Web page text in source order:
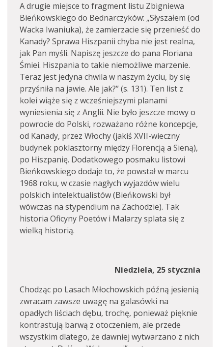
A drugie miejsce to fragment listu Zbigniewa
Bieńkowskiego do Bednarczyków: „Słyszałem (od
Wacka Iwaniuka), że zamierzacie się przenieść do
Kanady? Sprawa Hiszpanii chyba nie jest realna,
jak Pan myśli. Napiszę jeszcze do pana Floriana
Śmiei. Hiszpania to takie niemożliwe marzenie.
Teraz jest jedyna chwila w naszym życiu, by się
przyśniła na jawie. Ale jak?” (s. 131). Ten list z
kolei wiąże się z wcześniejszymi planami
wyniesienia się z Anglii. Nie było jeszcze mowy o
powrocie do Polski, rozważano różne koncepcje,
od Kanady, przez Włochy (jakiś XVII-wieczny
budynek poklasztorny między Florencją a Sieną),
po Hiszpanię. Dodatkowego posmaku listowi
Bieńkowskiego dodaje to, że powstał w marcu
1968 roku, w czasie nagłych wyjazdów wielu
polskich intelektualistów (Bieńkowski był
wówczas na stypendium na Zachodzie). Tak
historia Oficyny Poetów i Malarzy splata się z
wielką historią.
Niedziela, 25 stycznia
Chodząc po Lasach Młochowskich późną jesienią
zwracam zawsze uwagę na galasówki na
opadłych liściach dębu, trochę, ponieważ pięknie
kontrastują barwą z otoczeniem, ale przede
wszystkim dlatego, że dawniej wytwarzano z nich